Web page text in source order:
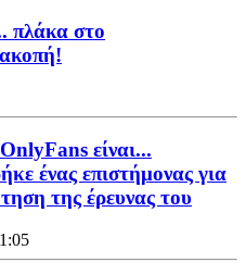
πλάκα στο
είναι...
ένας επιστήμονας για
της έρευνας του